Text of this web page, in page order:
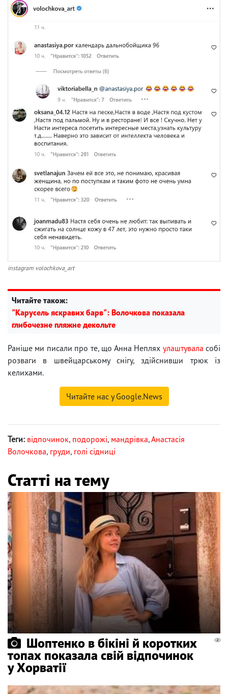
instagram volochkova_art
Читайте також:
"Карусель яскравих барв": Волочкова показала
глибочезне пляжне декольте
Раніше ми писали про те, що Анна Неплях улаштувала собі
розваги в швейцарському снігу, здійснивши трюк із
келихами.
Читайте нас у Google.News
Теги: відпочинок, подорожі, мандрівка,Анастасія
Волочкова, груди, голі сідниці
Статті на тему
Шоптенко в бікіні й коротких
топах показала свій відпочинок
у Хорватії